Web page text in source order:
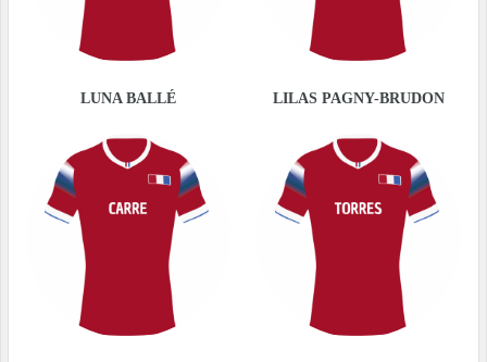
LUNA BALLÉ LILAS PAGNY-BRUDON